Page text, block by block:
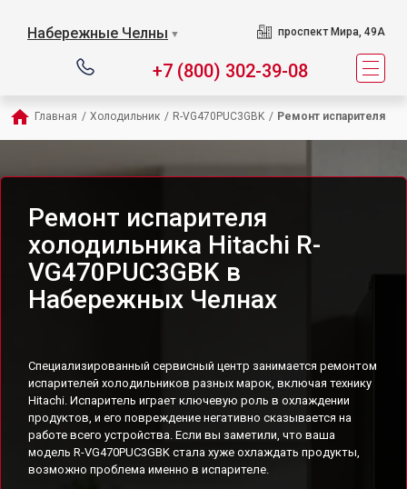
Набережные Челны ▼ проспект Мира, 49А
+7 (800) 302-39-08
Главная / Холодильник / R-VG470PUC3GBK / Ремонт испарителя
Ремонт испарителя
холодильника Hitachi R-
VG470PUC3GBK в
Набережных Челнах
Специализированный сервисный центр занимается ремонтом
испарителей холодильников разных марок, включая технику
Hitachi. Испаритель играет ключевую роль в охлаждении
продуктов, и его повреждение негативно сказывается на
работе всего устройства. Если вы заметили, что ваша
модель R-VG470PUC3GBK стала хуже охлаждать продукты,
возможно проблема именно в испарителе.